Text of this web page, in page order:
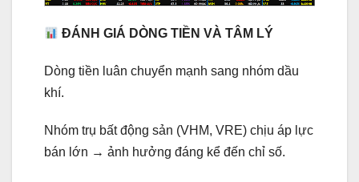
ĐÁNH GIÁ DÒNG TIỀN VÀ TÂM LÝ
Dòng tiền luân chuyển mạnh sang nhóm dầu
khí.
Nhóm trụ bất động sản (VHM, VRE) chịu áp lực
bán lớn → ảnh hưởng đáng kể đến chỉ số.